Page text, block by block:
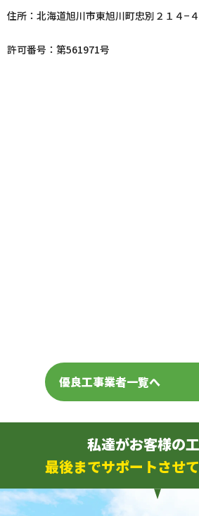
住所：北海道旭川市東旭川町忠別２１４−４
許可番号：第561971号
優良工事業者一覧へ
私達がお客様の
最後までサポートさせ